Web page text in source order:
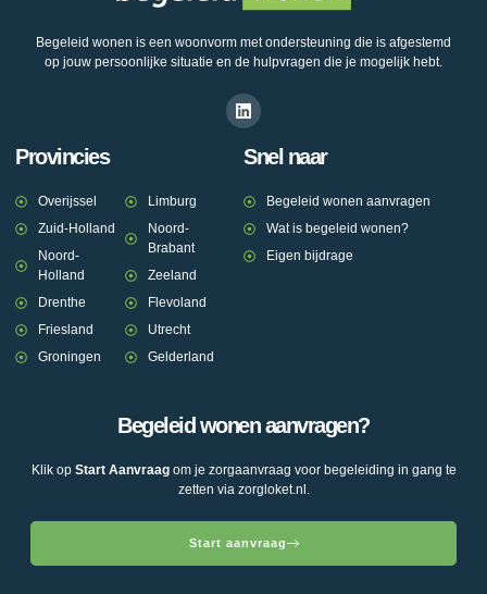
Begeleid wonen is een woonvorm met ondersteuning die is afgestemd
op jouw persoonlijke situatie en de hulpvragen die je mogelijk hebt.
Provincies
Overijssel
Zuid-Holland
Noord-
Holland
Drenthe
Friesland
Groningen
Limburg
Noord-
Brabant
Zeeland
Flevoland
Utrecht
Gelderland
Snel naar
Begeleid wonen aanvragen
Wat is begeleid wonen?
Eigen bijdrage
Begeleid wonen aanvragen?
Klik op Start Aanvraagom je zorgaanvraag voor begeleiding in gang te
zetten via zorgloket.nl.
Start aanvraag